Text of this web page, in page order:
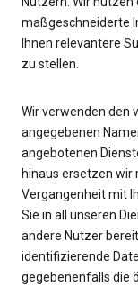
maßgeschneiderte
Ihnen relevantere
zu stellen.
Wir verwenden den
angegebenen
angebotenen
hinaus ersetzen wir
Vergangenheit mit
Sie in all unseren
andere Nutzer
identifizierende
gegebenenfalls die